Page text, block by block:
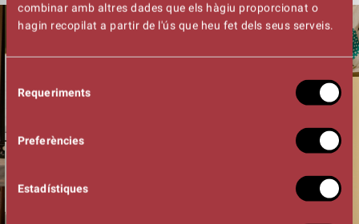
combinar amb altres dades que els hàgiu proporcionat o
hagin recopilat a partir de l'ús que heu fet dels seus serveis.
Requeriments
Preferències
Estadístiques